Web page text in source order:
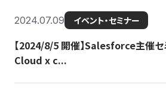
2024.07.09 イベント・セミナー
【2024/8/5 開催】Salesforce主催
Cloud x c...